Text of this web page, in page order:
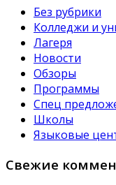
Без рубрики
Колледжи и
Лагеря
Новости
Обзоры
Программы
Спец
Школы
Языковые
Свежие